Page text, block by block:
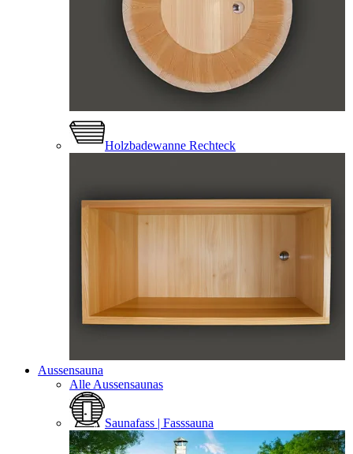
Holzbadewanne Rechteck
Aussensauna
Alle Aussensaunas
Saunafass | Fasssauna